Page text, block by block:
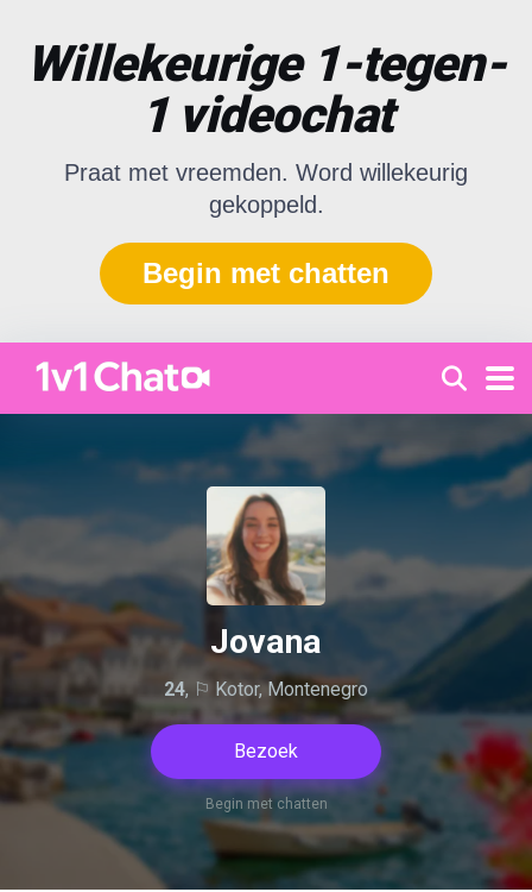
Willekeurige 1-tegen-
1 videochat
Praat met vreemden. Word willekeurig
gekoppeld.
Begin met chatten
Jovana
24, ⚐ Kotor, Montenegro
Bezoek
Begin met chatten